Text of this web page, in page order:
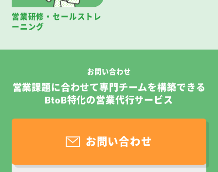
営業研修・セールストレ
ーニング
お問い合わせ
営業課題に合わせて専門チームを構築できる
BtoB特化の営業代行サービス
お問い合わせ